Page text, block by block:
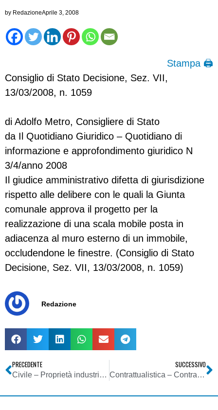
by RedazioneAprile 3, 2008
Stampa 🖨
Consiglio di Stato Decisione, Sez. VII,
13/03/2008, n. 1059
di Adolfo Metro, Consigliere di Stato
da Il Quotidiano Giuridico – Quotidiano di
informazione e approfondimento giuridico N
3/4/anno 2008
Il giudice amministrativo difetta di giurisdizione
rispetto alle delibere con le quali la Giunta
comunale approva il progetto per la
realizzazione di una scala mobile posta in
adiacenza al muro esterno di un immobile,
occludendone le finestre. (Consiglio di Stato
Decisione, Sez. VII, 13/03/2008, n. 1059)
Redazione
PRECEDENTE
Civile – Proprietà industriale – Marchi denominativi e marchi suggestivi
SUCCESSIVO
Contrattualistica – Contratto preliminare e definitivo: la Cassazione ribadisce il proprio orientamento